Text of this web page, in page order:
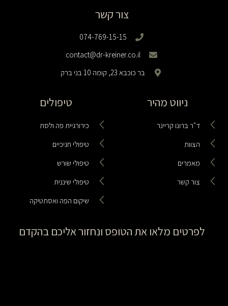
צור קשר
074-769-15-15
contact@dr-kreiner.co.il
בר כוכבא 23, קומה 10 בני ברק
ניווט מהיר
ד"ר ברונו קריינר
הצוות
מאמרים
צור קשר
טיפולים
כירורגיית פה ולסת
טיפולי חניכיים
טיפולי שורש
טיפולי שיננית
שיקום הפה ואסתטיקה
לפרטים מלאו את הטופס ונחזור אליכם בהקדם